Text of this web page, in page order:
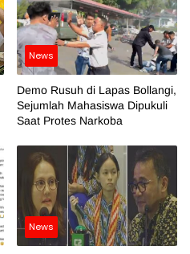
News
Demo Rusuh di Lapas Bollangi,
Sejumlah Mahasiswa Dipukuli
Saat Protes Narkoba
News